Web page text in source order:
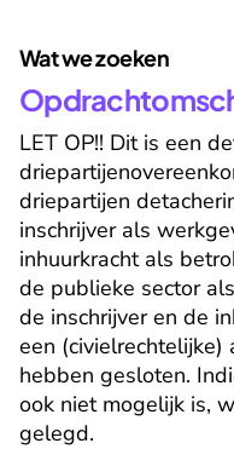
Wat we zoeken
LET OP!! Dit is een
driepartijen
inschrijver als
inhuurkracht als
de publieke sector
de inschrijver en de
een (civielrechtelijke)
hebben gesloten.
ook niet mogelijk is,
gelegd.